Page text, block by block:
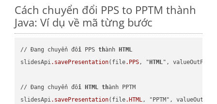
Cách chuyển đổi PPS to PPTM thành
Java: Ví dụ về mã từng bước
// Đang chuyển đổi PPS thành
HTML
slidesApi.savePresentation(file.PPS, " HTML",
// Đang chuyển đổi HTML thành PPTM
slidesApi.savePresentation(file.HTML